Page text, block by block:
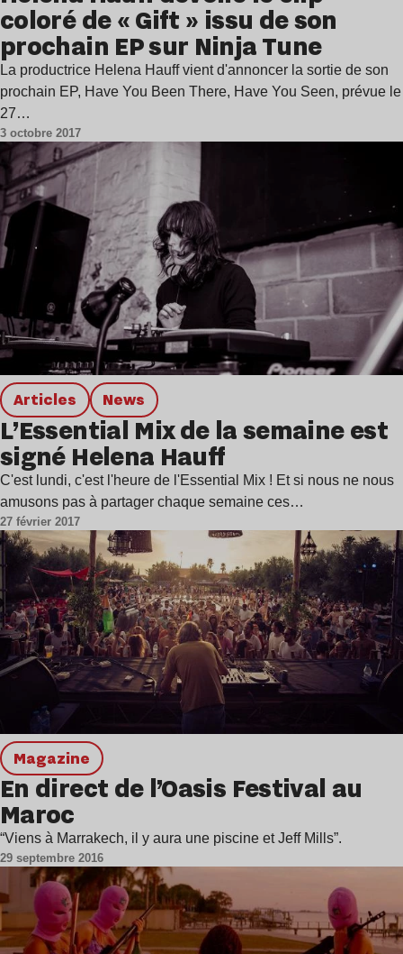
coloré de « Gift » issu de son
prochain EP sur Ninja Tune
La productrice Helena Hauff vient d'annoncer la sortie de son
prochain EP, Have You Been There, Have You Seen, prévue le
27…
3 octobre 2017
Articles news
L’Essential Mix de la semaine est
signé Helena Hauff
C'est lundi, c'est l'heure de l'Essential Mix ! Et si nous ne nous
amusons pas à partager chaque semaine ces…
27 février 2017
magazine
En direct de l’Oasis Festival au
Maroc
“Viens à Marrakech, il y aura une piscine et Jeff Mills”.
29 septembre 2016